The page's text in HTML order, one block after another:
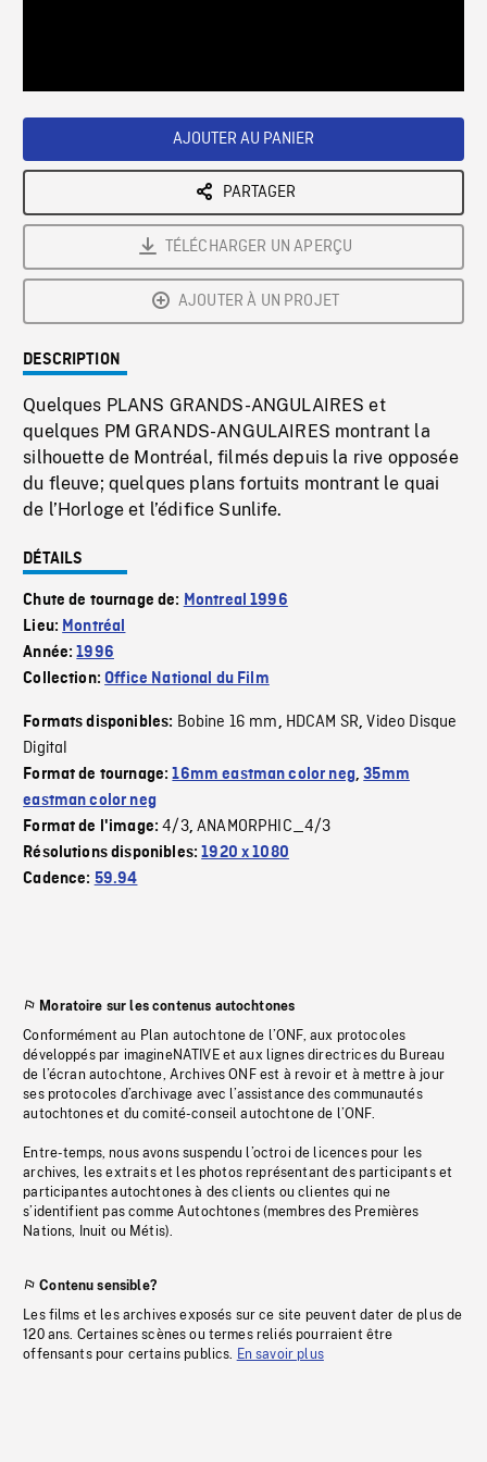
AJOUTER AU PANIER
PARTAGER
TÉLÉCHARGER UN APERÇU
AJOUTER À UN PROJET
DESCRIPTION
Quelques PLANS GRANDS-ANGULAIRES et
quelques PM GRANDS-ANGULAIRES montrant la
silhouette de Montréal, filmés depuis la rive opposée
du fleuve; quelques plans fortuits montrant le quai
de l’Horloge et l’édifice Sunlife.
DÉTAILS
Chute de tournage de: Montreal 1996
Lieu: Montréal
Année:1996
Collection:Office National du Film
Formats disponibles: Bobine 16 mm, HDCAM SR,Video Disque
Digital
Format de tournage:16mm eastman color neg,35mm
eastman color neg
Format de l'image:4/3,ANAMORPHIC_4/3
Résolutions disponibles:1920 x 1080
Cadence: 59.94
Moratoire sur les contenus autochtones
Conformément au Plan autochtone de l’ONF, aux protocoles
développés par imagineNATIVE et aux lignes directrices du Bureau
de l’écran autochtone, Archives ONF est à revoir et à mettre à jour
ses protocoles d’archivage avec l’assistance des communautés
autochtones et du comité-conseil autochtone de l’ONF.
Entre-temps, nous avons suspendu l’octroi de licences pour les
archives, les extraits et les photos représentant des participants et
participantes autochtones à des clients ou clientes qui ne
s’identifient pas comme Autochtones (membres des Premières
Nations, Inuit ou Métis).
Contenu sensible?
Les films et les archives exposés sur ce site peuvent dater de plus de
120 ans. Certaines scènes ou termes reliés pourraient être
offensants pour certains publics. En savoir plus